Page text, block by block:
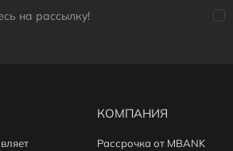
на рассылкy!
КОМПАНИЯ
Рассрочка от MBANK